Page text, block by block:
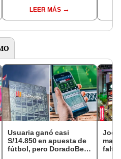
fin de semana
LEER MÁS
Usuaria ganó casi
S/14.850 en apuesta de
fútbol, pero DoradoBet
falta